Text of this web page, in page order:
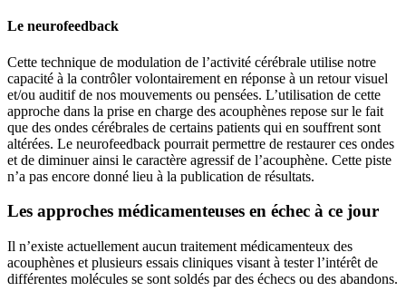
Le neurofeedback
Cette technique de modulation de l’activité cérébrale utilise notre
capacité à la contrôler volontairement en réponse à un retour visuel
et/ou auditif de nos mouvements ou pensées. L’utilisation de cette
approche dans la prise en charge des acouphènes repose sur le fait
que des ondes cérébrales de certains patients qui en souffrent sont
altérées. Le neurofeedback pourrait permettre de restaurer ces ondes
et de diminuer ainsi le caractère agressif de l’acouphène. Cette piste
n’a pas encore donné lieu à la publication de résultats.
Les approches médicamenteuses en échec à ce jour
Il n’existe actuellement aucun traitement médicamenteux des
acouphènes et plusieurs essais cliniques visant à tester l’intérêt de
différentes molécules se sont soldés par des échecs ou des abandons.